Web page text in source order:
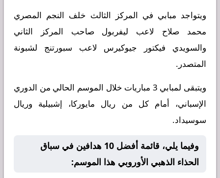
ويتواجد مبابي في المركز الثالث خلف النجم المصري
محمد صلاح لاعب ليفربول صاحب المركز الثاني
والسويدي فيكتور جيوكيرس لاعب سبورتنج لشبونة
المتصدر.
ويتبقى لمبابي 3 مباريات خلال الموسم الحالي من الدوري
الإسباني، أمام كل من ريال مايوركا، إشبيلية وريال
سوسيداد.
وفيما يلي، قائمة أفضل 10 هدافين في سباق
الحذاء الذهبي الأوروبي هذا الموسم: